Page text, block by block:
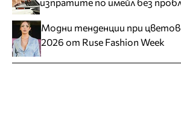
Модни тенденции при
2026 от Ruse Fashion Week